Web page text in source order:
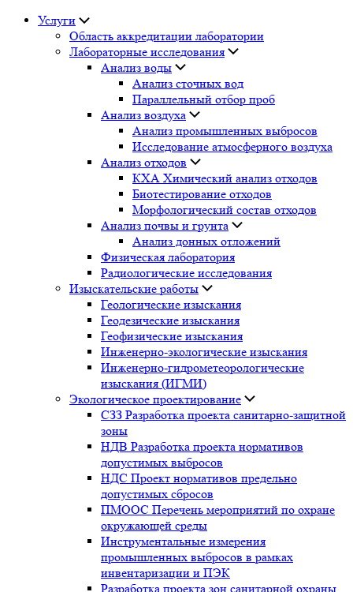
Услуги
Область аккредитации лаборатории
Лабораторные исследования
Анализ воды
Анализ сточных вод
Параллельный отбор проб
Анализ воздуха
Анализ промышленных выбросов
Исследование атмосферного воздуха
Анализ отходов
КХА Химический анализ отходов
Биотестирование отходов
Морфологический состав отходов
Анализ почвы и грунта
Анализ донных отложений
Физическая лаборатория
Радиологические исследования
Изыскательские работы
Геологические изыскания
Геодезические изыскания
Геофизические изыскания
Инженерно-экологические изыскания
Инженерно-гидрометеорологические
изыскания (ИГМИ)
Экологическое проектирование
СЗЗ Разработка проекта санитарно-защитной
зоны
НДВ Разработка проекта нормативов
допустимых выбросов
НДС Проект нормативов предельно
допустимых сбросов
ПМООС Перечень мероприятий по охране
окружающей среды
Инструментальные измерения
промышленных выбросов в рамках
инвентаризации и ПЭК
Разработка проекта зон санитарной охраны